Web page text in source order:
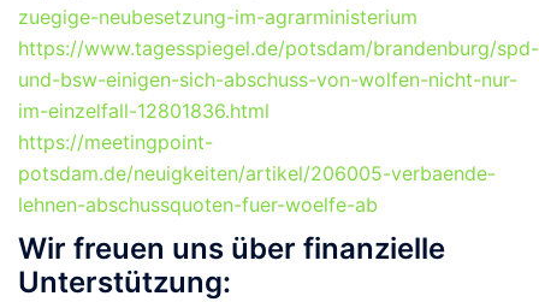
zuegige-neubesetzung-im-agrarministerium
https://www.tagesspiegel.de/potsdam/brandenburg/spd-
und-bsw-einigen-sich-abschuss-von-wolfen-nicht-nur-
im-einzelfall-12801836.html
https://meetingpoint-
potsdam.de/neuigkeiten/artikel/206005-verbaende-
lehnen-abschussquoten-fuer-woelfe-ab
Wir freuen uns über finanzielle
Unterstützung: